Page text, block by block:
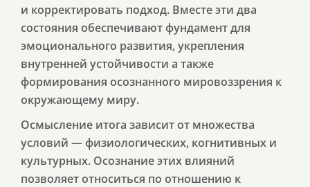
и корректировать подход. Вместе эти два
состояния обеспечивают фундамент для
эмоционального развития, укрепления
внутренней устойчивости а также
формирования осознанного мировоззрения к
окружающему миру.
Осмысление итога зависит от множества
условий — физиологических, когнитивных и
культурных. Осознание этих влияний
позволяет относиться по отношению к